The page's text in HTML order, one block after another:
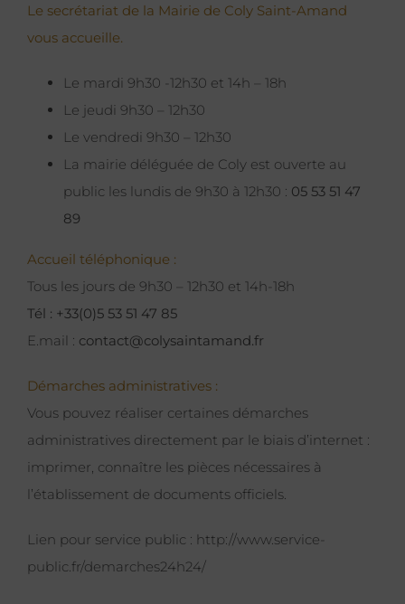
Le secrétariat de la Mairie de Coly Saint-Amand
vous accueille.
Le mardi 9h30 -12h30 et 14h – 18h
Le jeudi 9h30 – 12h30
Le vendredi 9h30 – 12h30
La mairie déléguée de Coly est ouverte au
public les lundis de 9h30 à 12h30 : 05 53 51 47
89
Accueil téléphonique :
Tous les jours de 9h30 – 12h30 et 14h-18h
Tél : +33(0)5 53 51 47 85
E.mail : contact@colysaintamand.fr
Démarches administratives :
Vous pouvez réaliser certaines démarches
administratives directement par le biais d’internet :
imprimer, connaître les pièces nécessaires à
l’établissement de documents officiels.
Lien pour service public : http://www.service-
public.fr/demarches24h24/